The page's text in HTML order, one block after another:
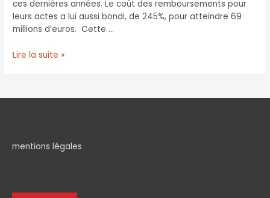
ces dernières années. Le coût des remboursements pour
leurs actes a lui aussi bondi, de 245%, pour atteindre 69
millions d’euros. Cette …
Lire la suite »
mentions légales